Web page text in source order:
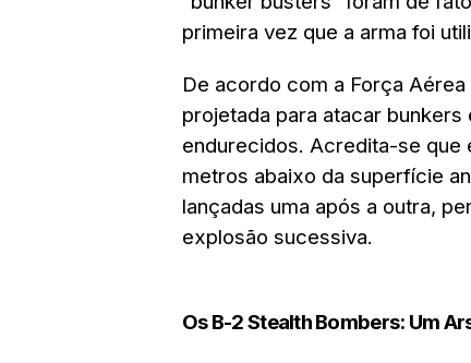
primeira vez que a arma foi
De acordo com a Força
projetada para atacar
endurecidos. Acredita-se que
metros abaixo da superfície
lançadas uma após a outra,
explosão sucessiva.
Os B-2 Stealth Bombers: Um